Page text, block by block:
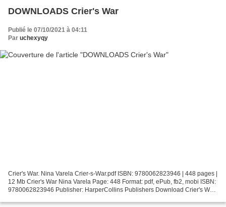
DOWNLOADS Crier's War
Publié le 07/10/2021 à 04:11
Par uchexyqy
Crier's War. Nina Varela Crier-s-War.pdf ISBN: 9780062823946 | 448 pages |
12 Mb Crier's War Nina Varela Page: 448 Format: pdf, ePub, fb2, mobi ISBN:
9780062823946 Publisher: HarperCollins Publishers Download Crier's War